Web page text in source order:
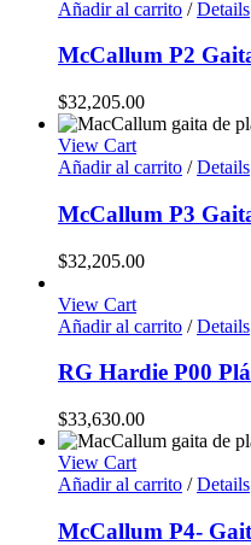
Añadir al carrito / Details
McCallum P2
$32,205.00
View Cart
Añadir al carrito / Details
McCallum P3
$32,205.00
View Cart
Añadir al carrito / Details
RG Hardie P00
$33,630.00
View Cart
Añadir al carrito / Details
McCallum P4-